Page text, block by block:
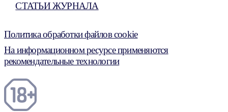
СТАТЬИ ЖУРНАЛА
Политика обработки файлов cookie
На информационном ресурсе применяются
рекомендательные технологии